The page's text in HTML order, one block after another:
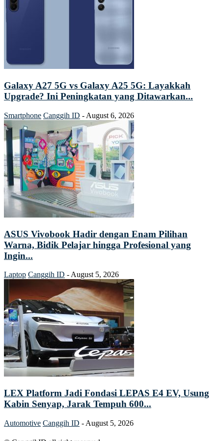
Galaxy A27 5G vs Galaxy A25 5G: Layakkah
Upgrade? Ini Peningkatan yang Ditawarkan...
Smartphone Canggih ID - August 6, 2026
ASUS Vivobook Hadir dengan Enam Pilihan
Warna, Bidik Pelajar hingga Profesional yang
Ingin...
Laptop Canggih ID - August 5, 2026
LEX Platform Jadi Fondasi LEPAS E4 EV, Usung
Kabin Senyap, Jarak Tempuh 600...
Automotive Canggih ID - August 5, 2026